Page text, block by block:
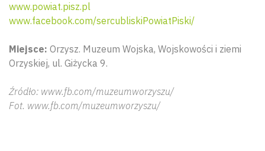
www.powiat.pisz.pl
www.facebook.com/sercubliskiPowiatPiski/
Miejsce: Orzysz. Muzeum Wojska, Wojskowości i ziemi
Orzyskiej, ul. Giżycka 9.
Źródło: www.fb.com/muzeumworzyszu/
Fot. www.fb.com/muzeumworzyszu/